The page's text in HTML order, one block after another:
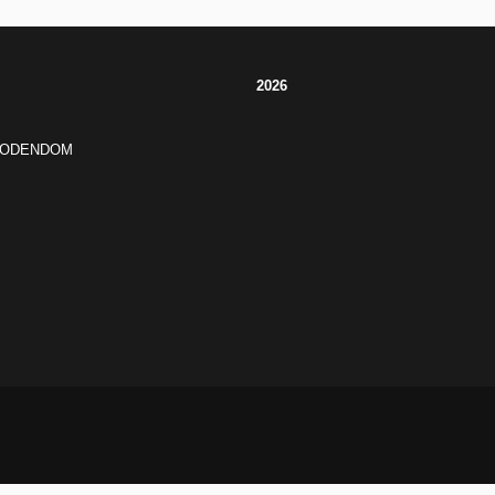
2026